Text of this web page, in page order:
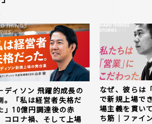
ディソン 飛躍的成長の
。「私は経営者失格だ
」10億円調達後の赤
コロナ禍、そして上場
なぜ、彼らは
で新規上場で
場主義を貫い
ち筋｜ファイ